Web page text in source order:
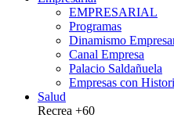
EMPRESARIAL
Programas
Dinamismo
Canal Empresa
Palacio Saldañuela
Empresas con
Salud
Recrea +60